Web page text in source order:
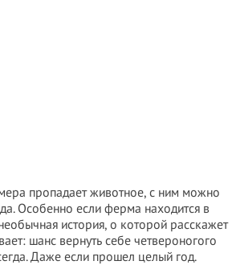
пропадает животное, с ним можно
Особенно если ферма находится в
история, о которой расскажет
шанс вернуть себе четвероногого
Даже если прошел целый год.